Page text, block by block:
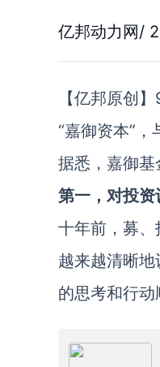
亿邦动力网/
【亿邦原创
“嘉御资本”，
据悉，嘉御基
第一，对投资
十年前，募
越来越清晰
的思考和行动